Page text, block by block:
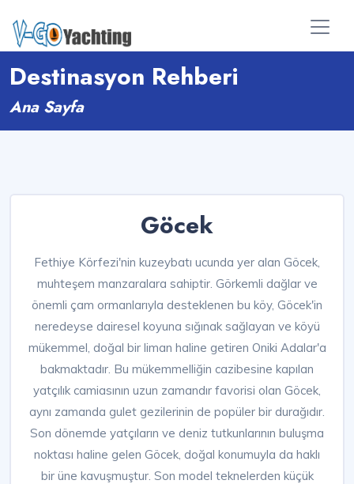
Destinasyon Rehberi
Ana Sayfa
Göcek
Fethiye Körfezi'nin kuzeybatı ucunda yer alan Göcek,
muhteşem manzaralara sahiptir. Görkemli dağlar ve
önemli çam ormanlarıyla desteklenen bu köy, Göcek'in
neredeyse dairesel koyuna sığınak sağlayan ve köyü
mükemmel, doğal bir liman haline getiren Oniki Adalar'a
bakmaktadır. Bu mükemmelliğin cazibesine kapılan
yatçılık camiasının uzun zamandır favorisi olan Göcek,
aynı zamanda gulet gezilerinin de popüler bir durağıdır.
Son dönemde yatçıların ve deniz tutkunlarının buluşma
noktası haline gelen Göcek, doğal konumuyla da haklı
bir üne kavuşmuştur. Son model teknelerden küçük